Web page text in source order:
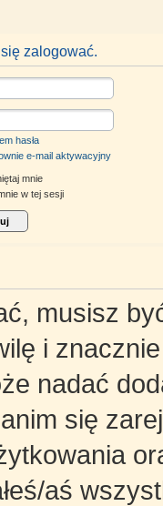
zalogować.
hasła
e-mail aktywacyjny
mnie
w tej sesji
musisz
i
nadać
się
aś